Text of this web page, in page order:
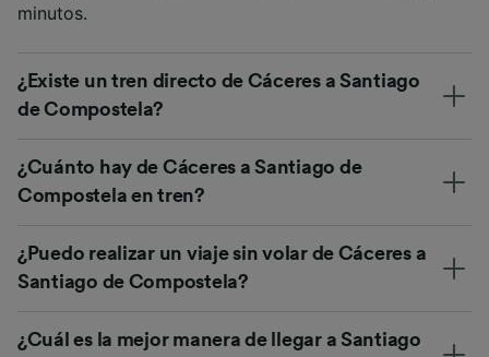
minutos.
¿Existe un tren directo de Cáceres a Santiago
de Compostela?
¿Cuánto hay de Cáceres a Santiago de
Compostela en tren?
¿Puedo realizar un viaje sin volar de Cáceres a
Santiago de Compostela?
¿Cuál es la mejor manera de llegar a Santiago